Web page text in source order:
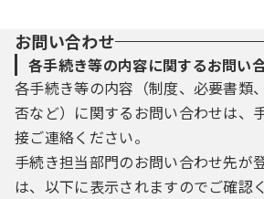
お問い合わせ
各手続き等の内容に関するお問い
各手続き等の内容（制度、必要書類
否など）に関するお問い合わせは、
接ご連絡ください。
手続き担当部門のお問い合わせ先が
は、以下に表示されますのでご確認